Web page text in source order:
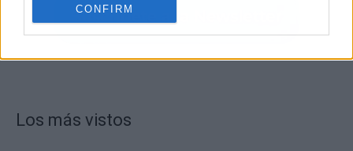
CONFIRM
Los más vistos